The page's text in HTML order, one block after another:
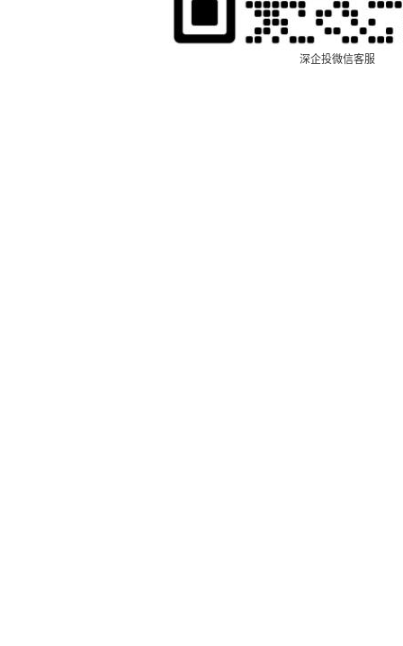
深企投微信客服